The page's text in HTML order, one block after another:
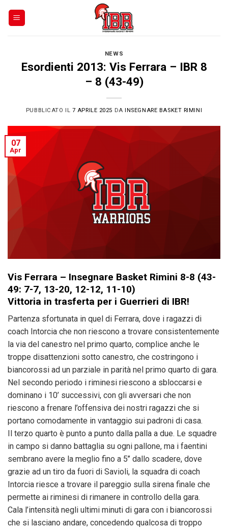
NEWS
Esordienti 2013: Vis Ferrara – IBR 8
– 8 (43-49)
PUBBLICATO IL 7 APRILE 2025 DAINSEGNARE BASKET RIMINI
07
Apr
Vis Ferrara – Insegnare Basket Rimini 8-8 (43-
49: 7-7, 13-20, 12-12, 11-10)
Vittoria in trasferta per i Guerrieri di IBR!
Partenza sfortunata in quel di Ferrara, dove i ragazzi di
coach Intorcia che non riescono a trovare consistentemente
la via del canestro nel primo quarto, complice anche le
troppe disattenzioni sotto canestro, che costringono i
biancorossi ad un parziale in parità nel primo quarto di gara.
Nel secondo periodo i riminesi riescono a sbloccarsi e
dominano i 10’ successivi, con gli avversari che non
riescono a frenare l’offensiva dei nostri ragazzi che si
portano comodamente in vantaggio sui padroni di casa.
Il terzo quarto è punto a punto dalla palla a due. Le squadre
in campo si danno battaglia su ogni pallone, ma i faentini
sembrano avere la meglio fino a 5’’ dallo scadere, dove
grazie ad un tiro da fuori di Savioli, la squadra di coach
Intorcia riesce a trovare il pareggio sulla sirena finale che
permette ai riminesi di rimanere in controllo della gara.
Cala l’intensità negli ultimi minuti di gara con i biancorossi
che si lasciano andare, concedendo qualcosa di troppo